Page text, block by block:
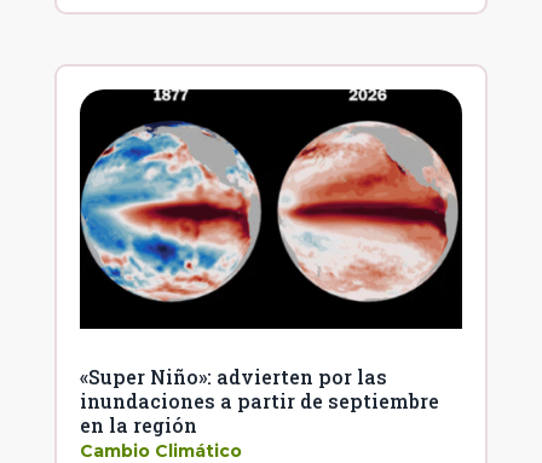
«Super Niño»: advierten por las
inundaciones a partir de septiembre
en la región
Cambio Climático